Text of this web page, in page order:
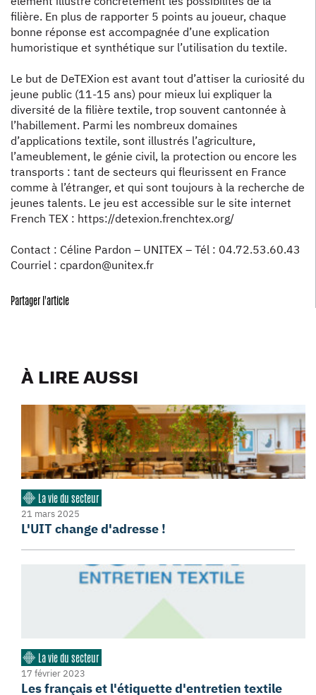
filière. En plus de rapporter 5 points au joueur, chaque
bonne réponse est accompagnée d’une explication
humoristique et synthétique sur l’utilisation du textile.
Le but de DeTEXion est avant tout d’attiser la curiosité du
jeune public (11-15 ans) pour mieux lui expliquer la
diversité de la filière textile, trop souvent cantonnée à
l’habillement. Parmi les nombreux domaines
d’applications textile, sont illustrés l’agriculture,
l’ameublement, le génie civil, la protection ou encore les
transports : tant de secteurs qui fleurissent en France
comme à l’étranger, et qui sont toujours à la recherche de
jeunes talents. Le jeu est accessible sur le site internet
French TEX : https://detexion.frenchtex.org/
Contact : Céline Pardon – UNITEX – Tél : 04.72.53.60.43
Courriel : cpardon@unitex.fr
Partager l'article
À LIRE AUSSI
La vie du secteur
21 mars 2025
L'UIT change d'adresse !
La vie du secteur
17 février 2023
Les français et l'étiquette d'entretien textile